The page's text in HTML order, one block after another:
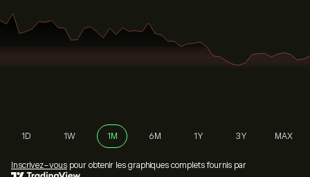
1D 1W 1M 6M 1Y 3Y MAX
Inscrivez-vous pour obtenir les graphiques complets fournis par